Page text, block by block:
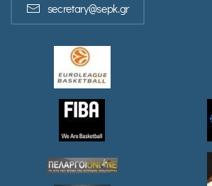
secretary@sepk.gr